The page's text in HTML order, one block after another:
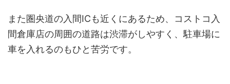
また圏央道の入間ICも近くにあるため、コストコ入
間倉庫店の周囲の道路は渋滞がしやすく、駐車場に
車を入れるのもひと苦労です。